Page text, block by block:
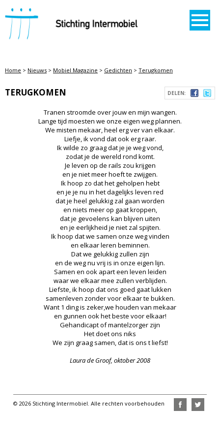
STICHTING INTERMOBIEL
Home > Nieuws > Mobiel Magazine > Gedichten > Terugkomen
DELEN:
TERUGKOMEN
Tranen stroomde over jouw en mijn wangen.
Lange tijd moesten we onze eigen weg plannen.
We misten mekaar, heel erg ver van elkaar.
Liefje, ik vond dat ook erg raar.
Ik wilde zo graag dat je je weg vond,
zodat je de wereld rond komt.
Je leven op de rails zou krijgen
en je niet meer hoeft te zwijgen.
Ik hoop zo dat het geholpen hebt
en je je nu in het dagelijks leven red
dat je heel gelukkig zal gaan worden
en niets meer op gaat kroppen,
dat je gevoelens kan blijven uiten
en je eerlijkheid je niet zal spijten.
Ik hoop dat we samen onze weg vinden
en elkaar leren beminnen.
Dat we gelukkig zullen zijn
en de weg nu vrij is in onze eigen lijn.
Samen en ook apart een leven leiden
waar we elkaar mee zullen verblijden.
Liefste, ik hoop dat ons goed gaat lukken
samenleven zonder voor elkaar te bukken.
Want 1 ding is zeker,we houden van mekaar
en gunnen ook het beste voor elkaar!
Gehandicapt of mantelzorger zijn
Het doet ons niks
We zijn graag samen, dat is ons t liefst!
Laura de Groof, oktober 2008
© 2026 Stichting Intermobiel. Alle rechten voorbehouden